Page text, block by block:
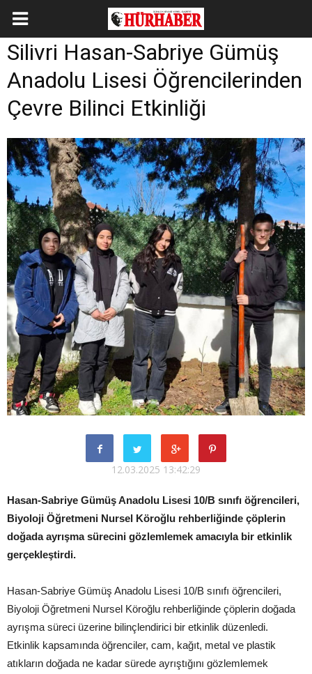
Silivri Hasan-Sabriye Gümüş
Anadolu Lisesi Öğrencilerinden
Çevre Bilinci Etkinliği
12.03.2025 13:42:29
Hasan-Sabriye Gümüş Anadolu Lisesi 10/B sınıfı öğrencileri,
Biyoloji Öğretmeni Nursel Köroğlu rehberliğinde çöplerin
doğada ayrışma sürecini gözlemlemek amacıyla bir etkinlik
gerçekleştirdi.
Hasan-Sabriye Gümüş Anadolu Lisesi 10/B sınıfı öğrencileri,
Biyoloji Öğretmeni Nursel Köroğlu rehberliğinde çöplerin doğada
ayrışma süreci üzerine bilinçlendirici bir etkinlik düzenledi.
Etkinlik kapsamında öğrenciler, cam, kağıt, metal ve plastik
atıkların doğada ne kadar sürede ayrıştığını gözlemlemek